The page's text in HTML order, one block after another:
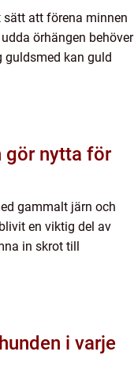
att förena minnen
örhängen behöver
guldsmed kan guld
gammalt järn och
en viktig del av
in skrot till